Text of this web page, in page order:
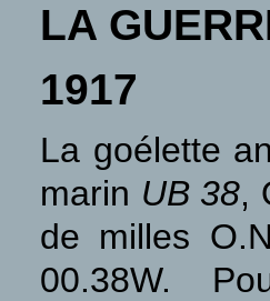
LA
1917
La goélette
marin UB 38,
de milles
00.38W.